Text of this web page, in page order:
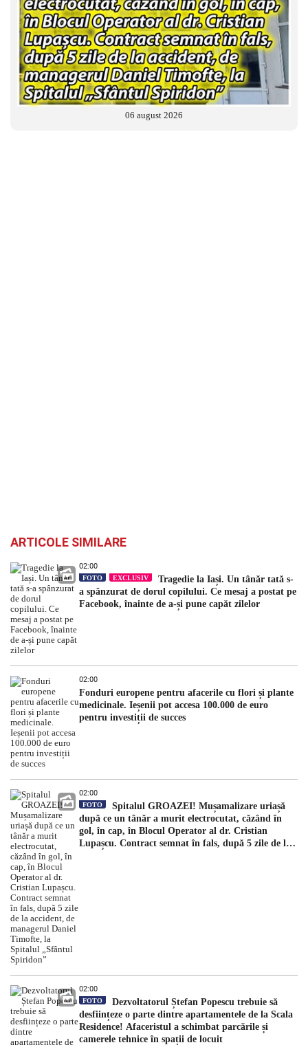
06 august 2026
ARTICOLE SIMILARE
02:00
FOTO EXCLUSIV
Tragedie la Iași. Un tânăr tată s-
a spânzurat de dorul copilului. Ce mesaj a postat pe
Facebook, înainte de a-și pune capăt zilelor
02:00
Fonduri europene pentru afacerile cu flori și plante
medicinale. Ieșenii pot accesa 100.000 de euro
pentru investiții de succes
02:00
FOTO
Spitalul GROAZEI! Mușamalizare uriașă
după ce un tânăr a murit electrocutat, căzând în
gol, în cap, în Blocul Operator al dr. Cristian
Lupașcu. Contract semnat în fals, după 5 zile de la
02:00
FOTO
Dezvoltatorul Ștefan Popescu trebuie să
desființeze o parte dintre apartamentele de la Scala
Residence! Afaceristul a schimbat parcările și
camerele tehnice în spații de locuit